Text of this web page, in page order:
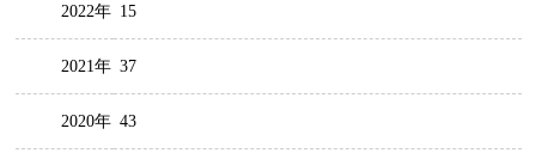
2022年 15
2021年 37
2020年 43